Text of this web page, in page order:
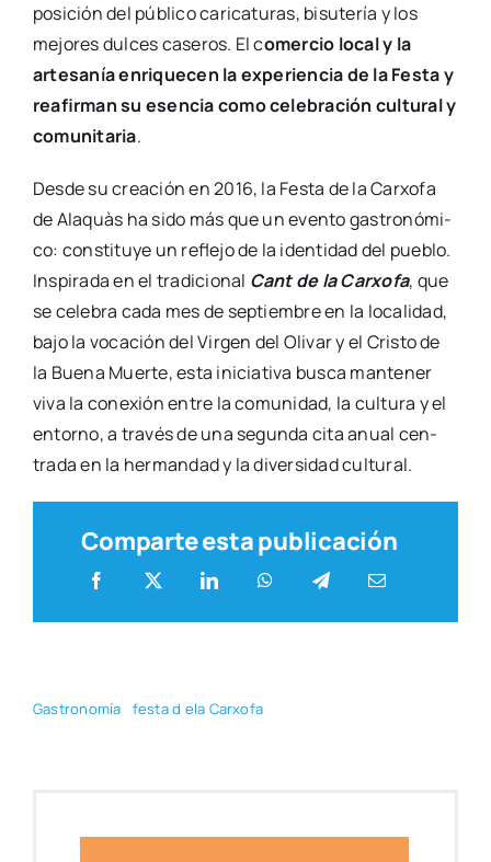
po­si­ción del públi­co cari­ca­tu­ras, bisu­te­ría y los
mejo­res dul­ces case­ros. El comer­cio local y la
arte­sa­nía enri­que­cen la expe­rien­cia de la Fes­ta y
reafir­man su esen­cia como cele­bra­ción cul­tu­ral y
comu­ni­ta­ria.
Des­de su crea­ción en 2016, la Fes­ta de la Car­xo­fa
de Ala­quàs ha sido más que un even­to gas­tro­nó­mi­
co: cons­ti­tu­ye un refle­jo de la iden­ti­dad del pue­blo.
Ins­pi­ra­da en el tra­di­cio­nal Cant de la Car­xo­fa, que
se cele­bra cada mes de sep­tiem­bre en la loca­li­dad,
bajo la voca­ción del Vir­gen del Oli­var y el Cris­to de
la Bue­na Muer­te, esta ini­cia­ti­va bus­ca man­te­ner
viva la cone­xión entre la comu­ni­dad, la cul­tu­ra y el
entorno, a tra­vés de una segun­da cita anual cen­
tra­da en la her­man­dad y la diver­si­dad cul­tu­ral.
Comparte esta publicación
Gas­tro­no­mía fes­ta d ela Car­xo­fa